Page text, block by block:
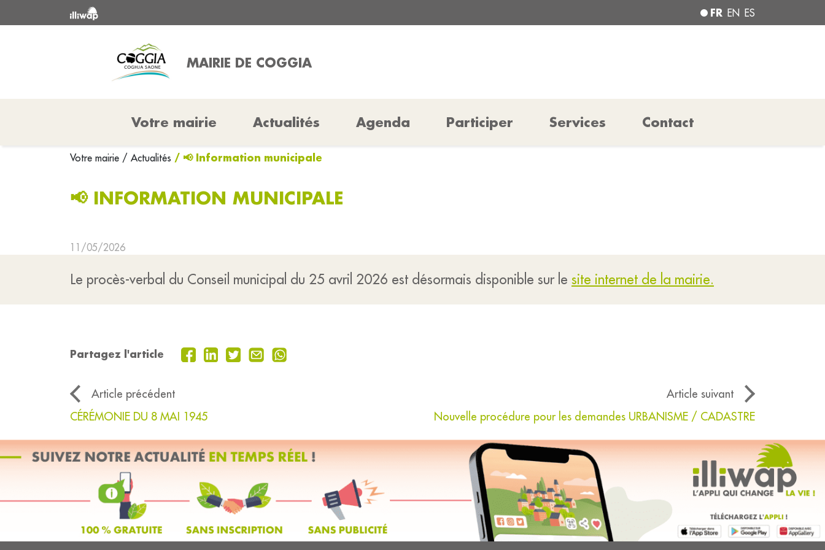
FR EN ES
MAIRIE DE COGGIA
Votre mairie Actualités Agenda Participer Services Contact
Votre mairie / Actualités / 📢 Information municipale
📢 INFORMATION MUNICIPALE
11/05/2026
Le procès-verbal du Conseil municipal du 25 avril 2026 est désormais disponible sur le site internet de la mairie.
Partagez l'article
Article précédent
Article suivant
CÉRÉMONIE DU 8 MAI 1945
Nouvelle procédure pour les demandes URBANISME / CADASTRE